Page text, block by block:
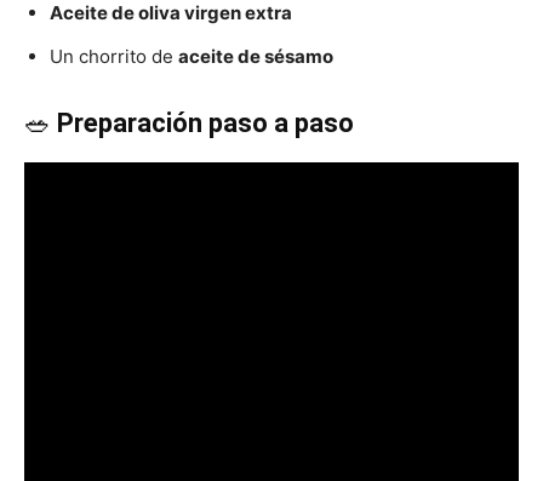
Fáciles
Aceite de oliva virgen extra
Un chorrito de aceite de sésamo
🥗 Preparación paso a paso